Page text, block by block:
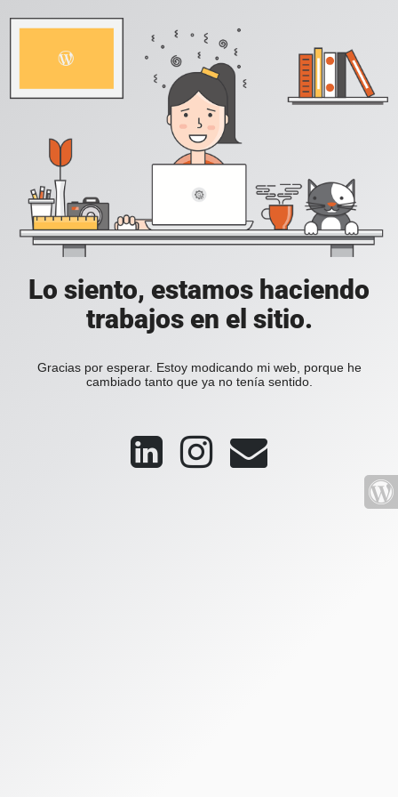
Lo siento, estamos haciendo
trabajos en el sitio.
Gracias por esperar. Estoy modicando mi web, porque he
cambiado tanto que ya no tenía sentido.